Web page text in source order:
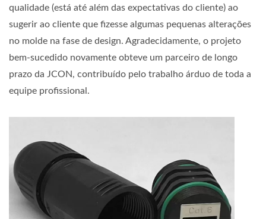
qualidade (está até além das expectativas do cliente) ao
sugerir ao cliente que fizesse algumas pequenas alterações
no molde na fase de design. Agradecidamente, o projeto
bem-sucedido novamente obteve um parceiro de longo
prazo da JCON, contribuído pelo trabalho árduo de toda a
equipe profissional.